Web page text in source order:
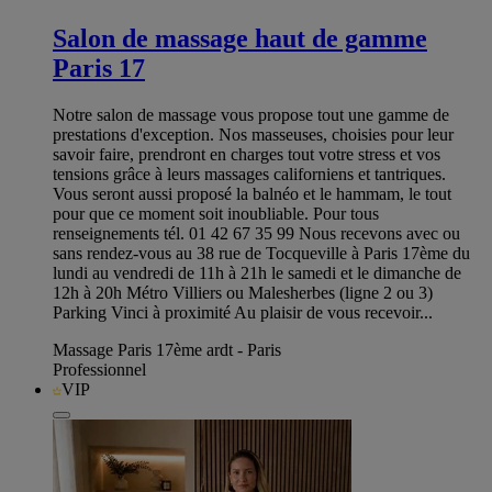
Salon de massage haut de gamme
Paris 17
Notre salon de massage vous propose tout une gamme de
prestations d'exception. Nos masseuses, choisies pour leur
savoir faire, prendront en charges tout votre stress et vos
tensions grâce à leurs massages californiens et tantriques.
Vous seront aussi proposé la balnéo et le hammam, le tout
pour que ce moment soit inoubliable. Pour tous
renseignements tél. 01 42 67 35 99 Nous recevons avec ou
sans rendez-vous au 38 rue de Tocqueville à Paris 17ème du
lundi au vendredi de 11h à 21h le samedi et le dimanche de
12h à 20h Métro Villiers ou Malesherbes (ligne 2 ou 3)
Parking Vinci à proximité Au plaisir de vous recevoir...
Massage Paris 17ème ardt - Paris
Professionnel
VIP